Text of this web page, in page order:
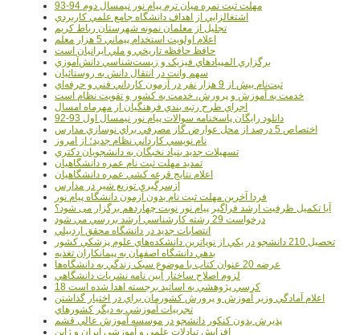
مهلت ثبت نمره میان ترم پیام نور نیمسال دوم 94-93
اشتغالزايي از اهداف دانشگاه جامع علمي کاربردي
تجليل از معلمان نمونه شهرستان رباط کريم
اعلام اولويت استخدام پيماني 5 هزار معلم
حافظ حافظه تاريخي و ملي ايرانيان است
برگزاري المپيادهاي فيزيک و زيست‌شناسي دانش‌آموزي
سهم وانت در انتقال دانش به روستائيان
ثبت‌نام بيش از 9 هزار نفر در آزمون کارداني فني و حرفه‌اي
خدمت به آموزش و پرورش، خدمت به کشور و تقويت نظام است
اجراي طرح رتبه بندي فرهنگيان از مهرماه امسال
دانلود رایگان پاسخنامه سوالات پیام نور نیمسال اول 93-92
اختصاص 5 درصد از محل عوارض گاز مصرفي براي نوسازي مدارس
نام نويسي کارداني نظام جديد؛ از امروز
تسهيلات جديد بنياد نخبگان به دانشجويان دکتري
تمديد مهلت ثبت نام عمره دانشگاهيان
اعلام نتايج قرعه کشي عمره دانشگاهيان
ازسرگيري توزيع شير در مدارس
فردا آخرین مهلت ثبت نام بدون آزمون دانشگاه پیام نور
آیا تکمیل ظرفیت ارشد فراگیر پیام نور نوبت چهاردهم برگزار می شود؟
درخواست 29 رشته کارشناسي ارشد بررسي مي شود
انتصابات جديد در دانشگاه محقق اردبيلي
تحصيل 210 دانشجو در يکي از نوپاترين دانشکده‌هاي علوم پزشکي کشور
بدهي دانشگاه اصفهان به پيمانکاران تغذيه
عرضه 20 عنوان کتاب با موضوع سبک زندگي به دانشگاه‌ها
لزوم اصلاح ساختار آيين نامه نشريات دانشگاهي
18 کرسي پژوهشي به اساتيد برجسته اهدا شده است
اعلام آمادگي وزير آموزش و پرورش کشورمان براي در اختيار گذاشتن
تجربيات آموزشي به ديگر کشورهاي
پذيرش بدون کنکور دانشجو در موسسه آموزش عالي قشم
افزايش تبادلات علمي و آموزشي ايران و ژاپن